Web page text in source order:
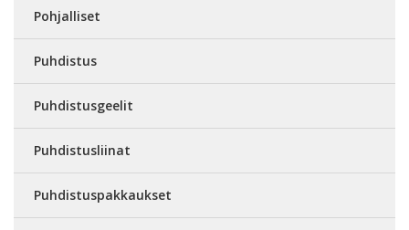
Pohjalliset
Puhdistus
Puhdistusgeelit
Puhdistusliinat
Puhdistuspakkaukset